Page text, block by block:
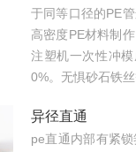
于同等口径的PE
高密度PE材料制
注塑机一次性冲
0%。无惧砂石铁丝
异径直通
pe直通内部有紧